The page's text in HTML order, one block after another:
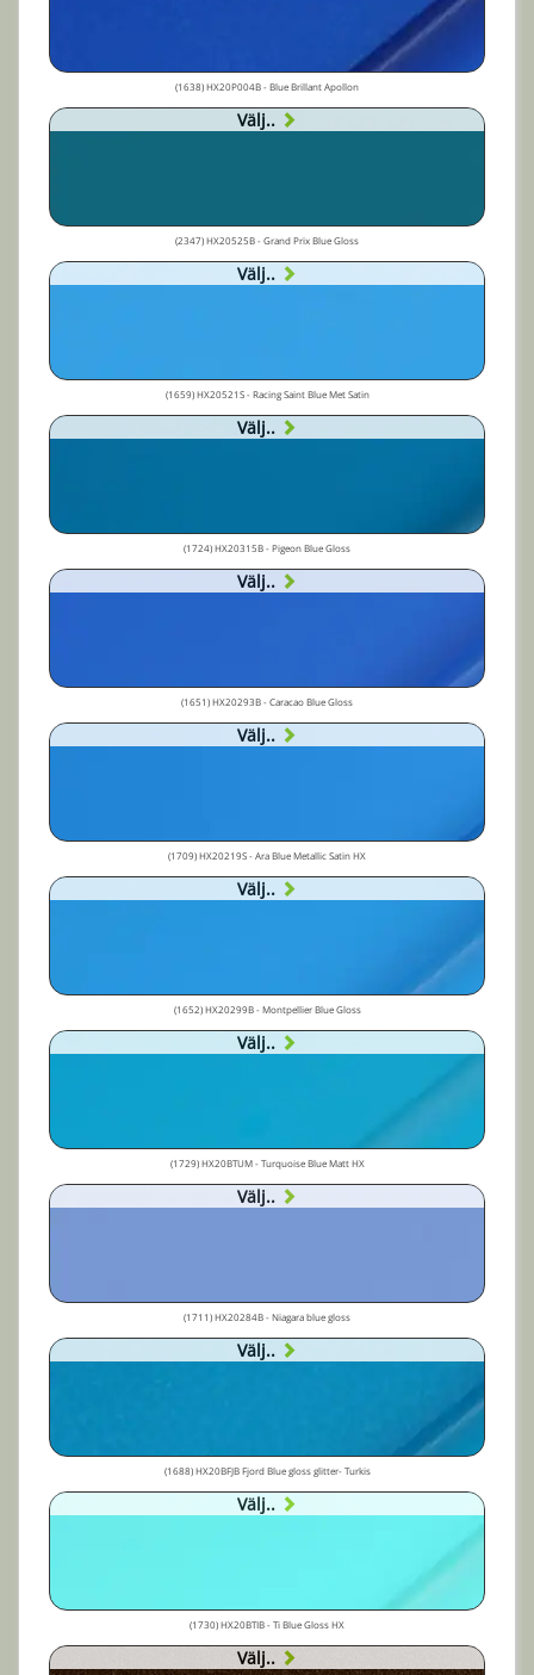
(1638) HX20P004B - Blue Brillant Apollon
Välj..
(2347) HX20525B - Grand Prix Blue Gloss
Välj..
(1659) HX20521S - Racing Saint Blue Met Satin
Välj..
(1724) HX20315B - Pigeon Blue Gloss
Välj..
(1651) HX20293B - Caracao Blue Gloss
Välj..
(1709) HX20219S - Ara Blue Metallic Satin HX
Välj..
(1652) HX20299B - Montpellier Blue Gloss
Välj..
(1729) HX20BTUM - Turquoise Blue Matt HX
Välj..
(1711) HX20284B - Niagara blue gloss
Välj..
(1688) HX20BFJB Fjord Blue gloss glitter- Turkis
Välj..
(1730) HX20BTIB - Ti Blue Gloss HX
Välj..